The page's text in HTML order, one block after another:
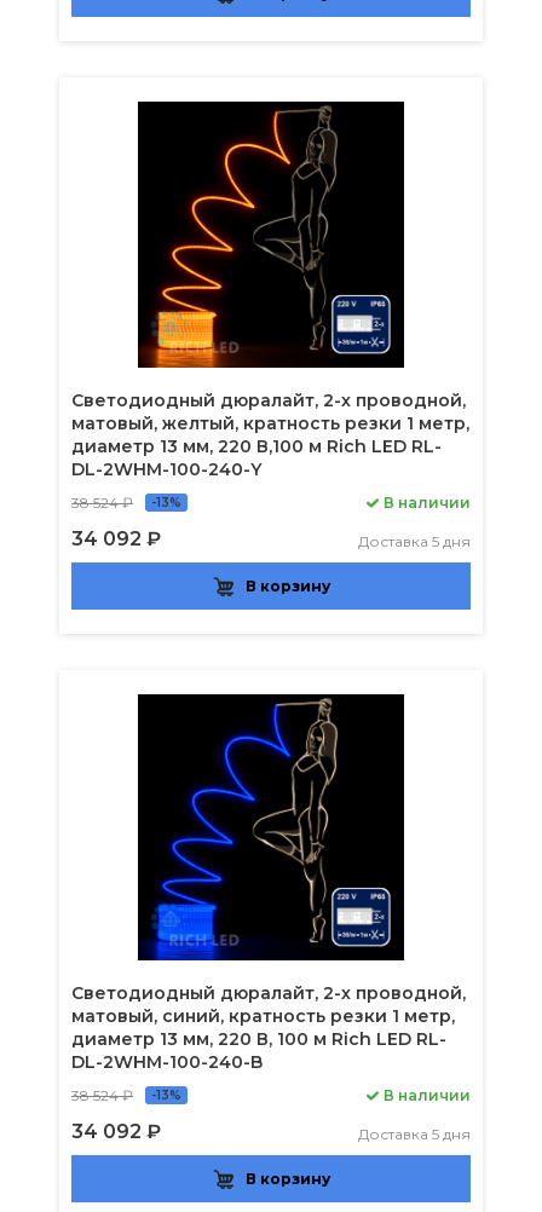
Светодиодный дюралайт, 2-х проводной,
матовый, желтый, кратность резки 1 метр,
диаметр 13 мм, 220 В,100 м Rich LED RL-
DL-2WHM-100-240-Y
38 524 ₽ -13%
34 092 ₽
В наличии
Доставка 5 дня
В корзину
Светодиодный дюралайт, 2-х проводной,
матовый, синий, кратность резки 1 метр,
диаметр 13 мм, 220 В, 100 м Rich LED RL-
DL-2WHM-100-240-B
38 524 ₽ -13%
34 092 ₽
В наличии
Доставка 5 дня
В корзину